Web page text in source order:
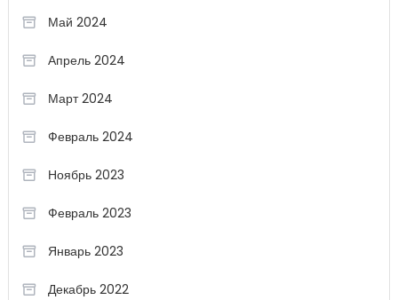
Май 2024
Апрель 2024
Март 2024
Февраль 2024
Ноябрь 2023
Февраль 2023
Январь 2023
Декабрь 2022